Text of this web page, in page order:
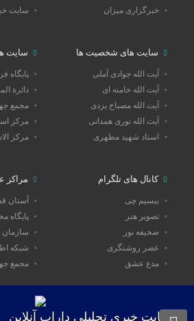
خبرگزاری میزان
سایت
سایت های شخصیت ها
آیت الله جوادی آملی
آیت الله خامنه ای
آیت الله مصباح یزدی
آیت الله نوری همدانی
استاد شهید مطهری
سایت
پایگاه
دائرة
مجمع
مرکز
مرکز
کانال های تلگرام
بیسیم چی
تصویر هنر
صحیفه نور
عصر روشنگری
مدع عشق
مراکز
آستان
پایگاه
سازمان
شبکه
مجمع
سایت خبری تحلیلی داراب آنلاین